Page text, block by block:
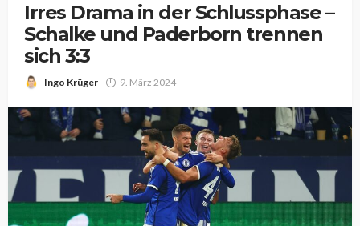
Irres Drama in der Schlussphase –
Schalke und Paderborn trennen
sich 3:3
Ingo Krüger 9. März 2024